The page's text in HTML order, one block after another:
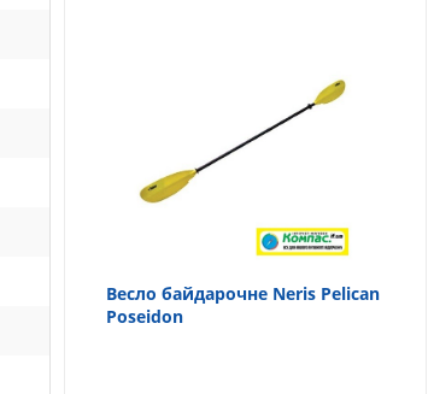
Весло байдарочне Neris Pelican
Poseidon